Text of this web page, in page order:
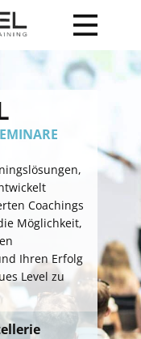
Coachings
Möglichkeit,
Ihren Erfolg
Level zu